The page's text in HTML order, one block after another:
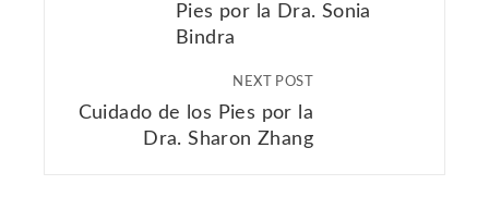
Pies por la Dra. Sonia
Bindra
NEXT POST
Cuidado de los Pies por la
Dra. Sharon Zhang